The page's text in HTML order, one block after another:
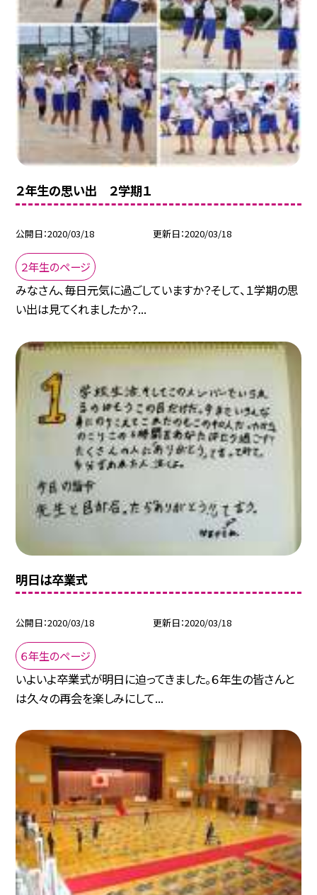
２年生の思い出 ２学期１
公開日 2020/03/18 更新日 2020/03/18
２年生のページ
みなさん、毎日元気に過ごしていますか？そして、１学期の思
い出は見てくれましたか？...
明日は卒業式
公開日 2020/03/18 更新日 2020/03/18
６年生のページ
いよいよ卒業式が明日に迫ってきました。６年生の皆さんと
は久々の再会を楽しみにして...